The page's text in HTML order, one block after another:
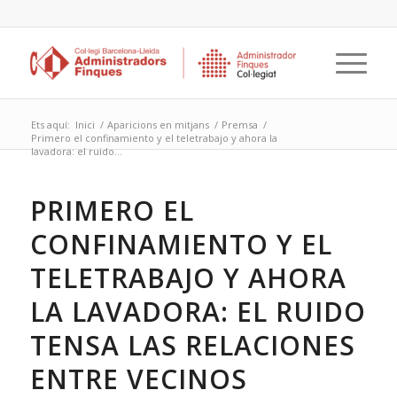
Ets aquí: Inici / Aparicions en mitjans / Premsa /
Primero el confinamiento y el teletrabajo y ahora la
lavadora: el ruido...
PRIMERO EL
CONFINAMIENTO Y EL
TELETRABAJO Y AHORA
LA LAVADORA: EL RUIDO
TENSA LAS RELACIONES
ENTRE VECINOS